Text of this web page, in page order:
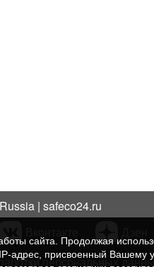
| safeco24.ru
персональных
сайта. Продолжая
присвоенный Вашему